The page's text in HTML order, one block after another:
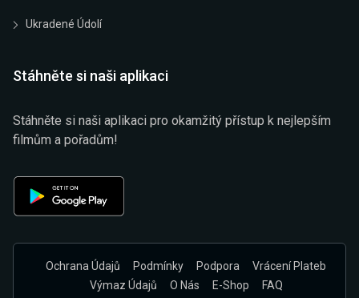
Ukradené Údolí
Stáhněte si naši aplikaci
Stáhněte si naši aplikaci pro okamžitý přístup k nejlepším
filmům a pořadům!
Ochrana Údajů Podmínky Podpora
Vrácení Plateb
Výmaz Údajů
O Nás E-Shop FAQ